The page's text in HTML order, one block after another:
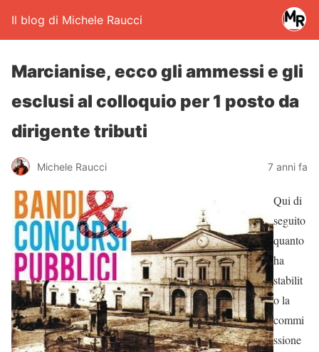
Il blog di Michele Raucci
Marcianise, ecco gli ammessi e gli
esclusi al colloquio per 1 posto da
dirigente tributi
Michele Raucci 7 anni fa
Qui di
seguito
quanto
ha
stabilit
o la
commi
ssione